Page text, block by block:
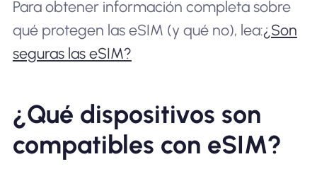
Para obtener información completa sobre
qué protegen las eSIM (y qué no), lea:¿Son
seguras las eSIM?
¿Qué dispositivos son
compatibles con eSIM?